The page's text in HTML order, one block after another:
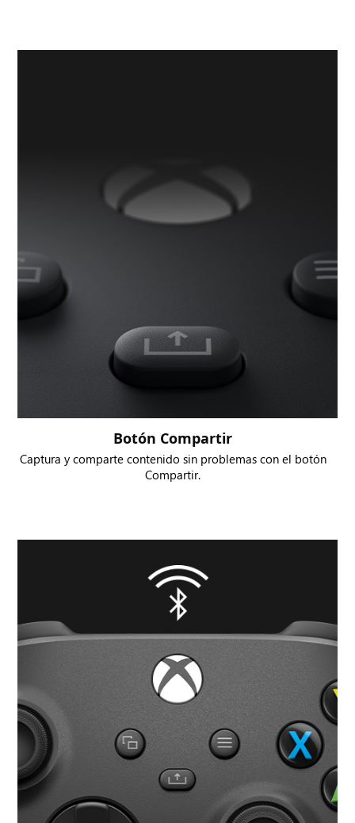
Botón Compartir
Captura y comparte contenido sin problemas con el botón
Compartir.